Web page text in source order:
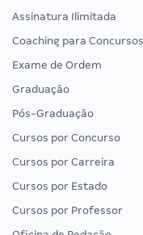
Assinatura Ilimitada
Coaching para Concursos
Exame de Ordem
Graduação
Pós-Graduação
Cursos por Concurso
Cursos por Carreira
Cursos por Estado
Cursos por Professor